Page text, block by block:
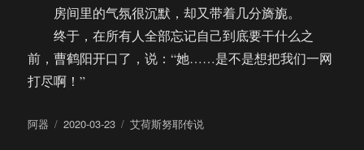
房间里的气氛很沉默，却又带着几分旖旎。
终于，在所有人全部忘记自己到底要干什么之
前，曹鹤阳开口了，说：“她……是不是想把我们一网
打尽啊！”
作
阿器
发
2020-03-23
分
艾荷斯努耶传说